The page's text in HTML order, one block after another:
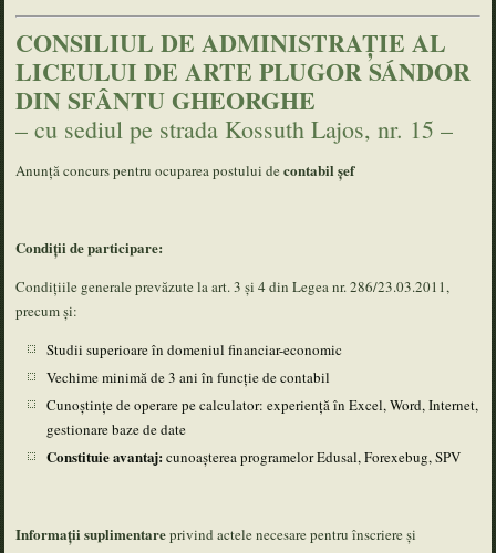
CONSILIUL DE ADMINISTRAȚIE AL
LICEULUI DE ARTE PLUGOR SÁNDOR
DIN SFÂNTU GHEORGHE
– cu sediul pe strada Kossuth Lajos, nr. 15 –
Anunță concurs pentru ocuparea postului decontabil șef
Condiții de participare:
Condițiile generale prevăzute la art. 3 și 4 din Legea nr. 286/23.03.2011,
precum și:
Studii superioare în domeniul financiar-economic
Vechime minimă de 3 ani în funcție de contabil
Cunoștințe de operare pe calculator: experiență în Excel, Word, Internet,
gestionare baze de date
Constituie avantaj: cunoașterea programelor Edusal, Forexebug, SPV
Informații suplimentareprivind actele necesare pentru înscriere și